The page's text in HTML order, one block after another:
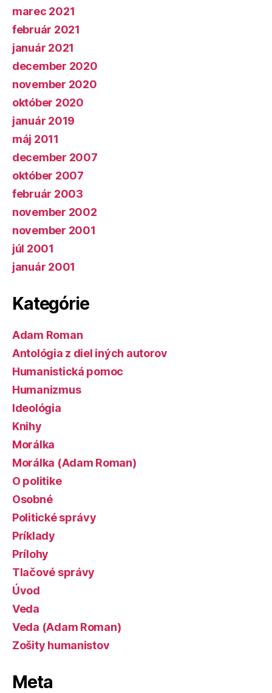
marec 2021
február 2021
január 2021
december 2020
november 2020
október 2020
január 2019
máj 2011
december 2007
október 2007
február 2003
november 2002
november 2001
júl 2001
január 2001
Kategórie
Adam Roman
Antológia z diel iných autorov
Humanistická pomoc
Humanizmus
Ideológia
Knihy
Morálka
Morálka (Adam Roman)
O politike
Osobné
Politické správy
Príklady
Prílohy
Tlačové správy
Úvod
Veda
Veda (Adam Roman)
Zošity humanistov
Meta